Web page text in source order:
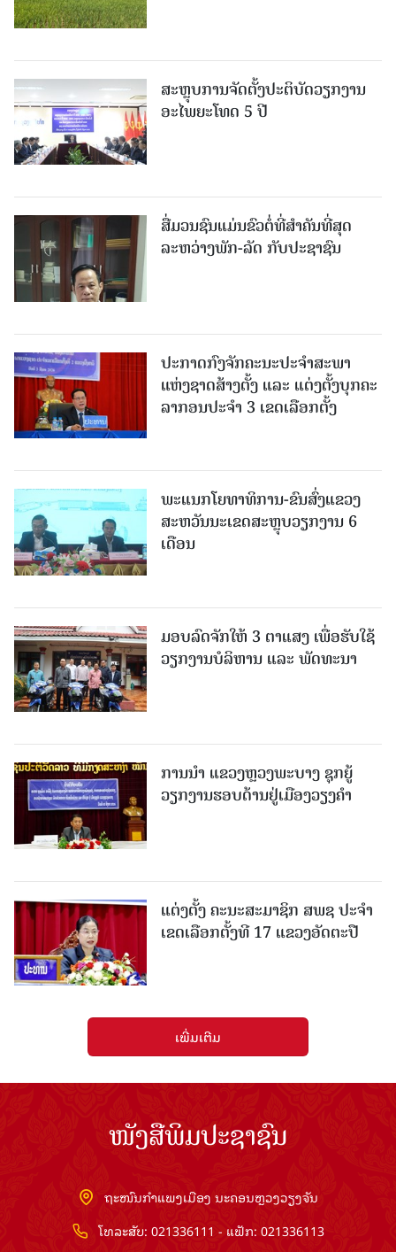
ສະຫຼຸບການຈັດຕັ້ງປະຕິບັດວຽກງານ
ອະໄພຍະໂທດ 5 ປີ
ສື່ມວນຊົນແມ່ນຂົວຕໍ່ທີ່ສໍາຄັນທີ່ສຸດ
ລະຫວ່າງພັກ-ລັດ ກັບປະຊາຊົນ
ປະກາດກົງຈັກຄະນະປະຈໍາສະພາ
ແຫ່ງຊາດສ້າງຕັ້ງ ແລະ ແຕ່ງຕັ້ງບຸກຄະ
ລາກອນປະຈໍາ 3 ເຂດເລືອກຕັ້ງ
ພະແນກໂຍທາທິການ-ຂົນສົ່ງແຂວງ
ສະຫວັນນະເຂດສະຫຼຸບວຽກງານ 6
ເດືອນ
ມອບລົດຈັກໃຫ້ 3 ຕາແສງ ເພື່ອຮັບໃຊ້
ວຽກງານບໍລິຫານ ແລະ ພັດທະນາ
ການນຳ ແຂວງຫຼວງພະບາງ ຊຸກຍູ້
ວຽກງານຮອບດ້ານຢູ່ເມືອງວຽງຄໍາ
ແຕ່ງຕັ້ງ ຄະນະສະມາຊິກ ສພຊ ປະຈຳ
ເຂດເລືອກຕັ້ງທີ 17 ແຂວງອັດຕະປື
ເພີ່ມເຕີມ
ໜັງສືພິມປະຊາຊົນ
ຖະໜົນກຳແພງເມືອງ ນະຄອນຫຼວງວຽງຈັນ
ໂທລະສັບ: 021336111 - ແຟັກ: 021336113